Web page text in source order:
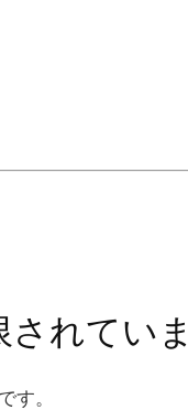
されてい
す。